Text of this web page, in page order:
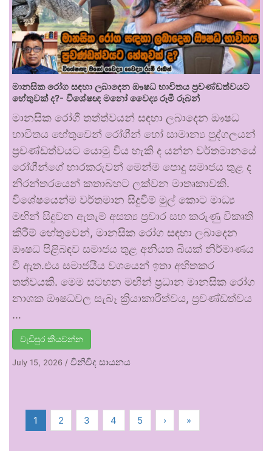
මානසික රෝග සඳහා ලබාදෙන ඖෂධ භාවිතය ප්‍රචණ්ඩත්වයට
හේතුවක් ද?- විශේෂඥ මනෝ වෛද්‍ය රූමි රූබන්
මානසික රෝගී තත්ත්වයන් සඳහා ලබාදෙන ඖෂධ
භාවිතය හේතුවෙන් රෝගීන් හෝ සාමාන්‍ය පුද්ගලයන්
ප්‍රචණ්ඩත්වයට යොමු විය හැකි ද යන්න වර්තමානයේ
රෝගීන්ගේ භාරකරුවන් මෙන්ම පොදු සමාජය තුළ ද
නිරන්තරයෙන් කතාබහට ලක්වන මාතෘකාවකි.
විශේෂයෙන්ම වර්තමාන සිදුවීම් මුල් කොට මාධ්‍ය
මඟින් සිදුවන ඇතැම් අසත්‍ය ප්‍රචාර සහ කරුණු විකෘති
කිරීම් හේතුවෙන්, මානසික රෝග සඳහා ලබාදෙන
ඖෂධ පිළිබඳව සමාජය තුළ අනියත බියක් නිර්මාණය
වී ඇත.එය සමාජයීය වශයෙන් ඉතා අහිතකර
තත්වයකි. මෙම සටහන මඟින් ප්‍රධාන මානසික රෝග
නාශක ඖෂධවල සැබෑ ක්‍රියාකාරීත්වය, ප්‍රචණ්ඩත්වය
…
වැඩිපුර කියවන්න
July 15, 2026 / විනිවිද සායනය
1 2 3 4 5 › »